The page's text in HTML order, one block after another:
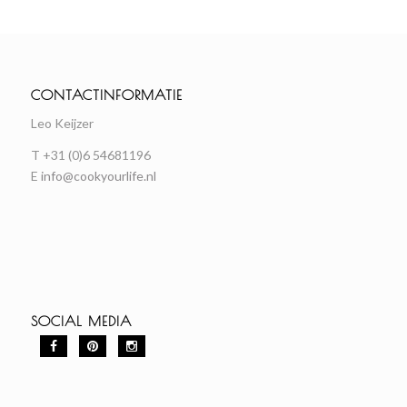
CONTACTINFORMATIE
Leo Keijzer
T +31 (0)6 54681196
E info@cookyourlife.nl
SOCIAL MEDIA